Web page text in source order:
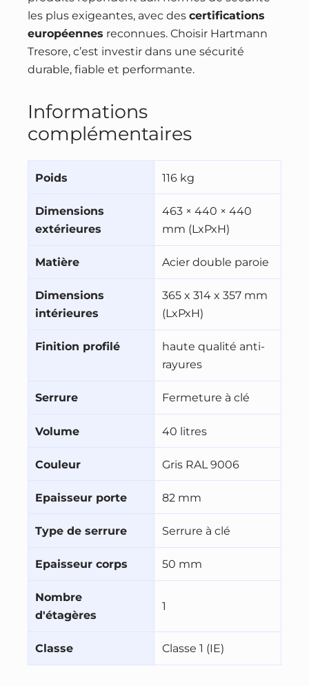
les plus exigeantes, avec des certifications
européennes reconnues. Choisir Hartmann
Tresore, c’est investir dans une sécurité
durable, fiable et performante.
Informations
complémentaires
Poids 116 kg
Dimensions
extérieures
463 × 440 × 440
mm (LxPxH)
Matière Acier double paroie
Dimensions
intérieures
365 x 314 x 357 mm
(LxPxH)
Finition profilé
haute qualité anti-
rayures
Serrure Fermeture à clé
Volume 40 litres
Couleur Gris RAL 9006
Epaisseur porte 82 mm
Type de serrure Serrure à clé
Epaisseur corps 50 mm
Nombre
d'étagères
1
Classe Classe 1 (IE)